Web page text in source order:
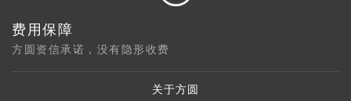
费用保障
方圆资信承诺，没有隐形收费
关于方圆